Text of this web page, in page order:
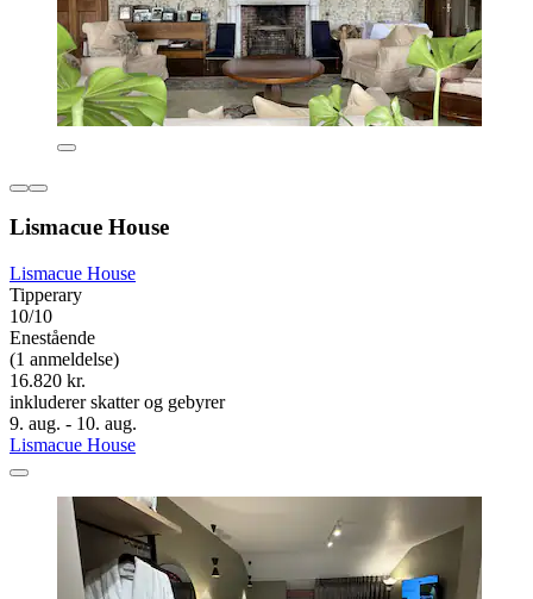
Lismacue House
Lismacue House
Tipperary
10/10
Enestående
(1 anmeldelse)
16.820 kr.
inkluderer skatter og gebyrer
9. aug. - 10. aug.
Lismacue House